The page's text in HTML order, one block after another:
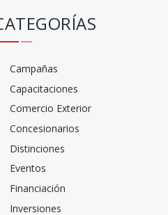
Campañas
Capacitaciones
Comercio Exterior
Concesionarios
Distinciones
Eventos
Financiación
Inversiones